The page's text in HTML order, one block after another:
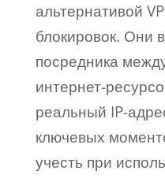
альтернативой
блокировок. Они
посредника
интернет-
реальный IP-
ключевых
учесть при